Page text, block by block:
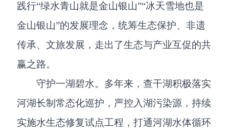
践行“绿水青山就是金山银山”“冰天雪地也是
金山银山”的发展理念，统筹生态保护、非遗
传承、文旅发展，走出了生态与产业互促的共
赢之路。
守护一湖碧水。多年来，查干湖积极落实
河湖长制常态化巡护，严控入湖污染源，持续
实施水生态修复试点工程，打通河湖水体循环